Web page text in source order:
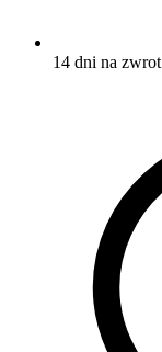
14 dni na zwrot